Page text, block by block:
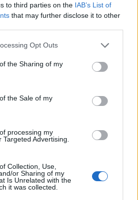
to third parties on the IAB’s List of
that may further disclose it to other
app uses one or more Google
or usage behaviour. You may click to
Google and its third-party tags to
specified purposes in below Google
Opt Outs
the Sharing of my
the Sale of my
processing my
Advertising.
Collection, Use,
or Sharing of my
Is Unrelated with the
it was collected.